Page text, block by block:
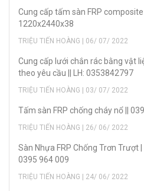
Cung cấp tấm sàn FRP
1220x2440x38
TRIỆU TIẾN HOÀNG | 06/ 07/ 2022
Cung cấp lưới chắn rác bằng vật
theo yêu cầu || LH: 0353842797
TRIỆU TIẾN HOÀNG | 03/ 07/ 2022
Tấm sàn FRP chống cháy nổ ||
TRIỆU TIẾN HOÀNG | 26/ 06/ 2022
Sàn Nhựa FRP Chống Trơn Trượt |
0395 964 009
TRIỆU TIẾN HOÀNG | 24/ 06/ 2022